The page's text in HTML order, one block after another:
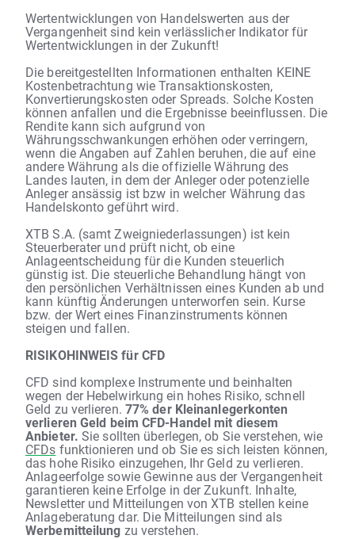
Wertentwicklungen von Handelswerten aus der
Vergangenheit sind kein verlässlicher Indikator für
Wertentwicklungen in der Zukunft!
Die bereitgestellten Informationen enthalten KEINE
Kostenbetrachtung wie Transaktionskosten,
Konvertierungskosten oder Spreads. Solche Kosten
können anfallen und die Ergebnisse beeinflussen. Die
Rendite kann sich aufgrund von
Währungsschwankungen erhöhen oder verringern,
wenn die Angaben auf Zahlen beruhen, die auf eine
andere Währung als die offizielle Währung des
Landes lauten, in dem der Anleger oder potenzielle
Anleger ansässig ist bzw in welcher Währung das
Handelskonto geführt wird.
XTB S.A. (samt Zweigniederlassungen) ist kein
Steuerberater und prüft nicht, ob eine
Anlageentscheidung für die Kunden steuerlich
günstig ist. Die steuerliche Behandlung hängt von
den persönlichen Verhältnissen eines Kunden ab und
kann künftig Änderungen unterworfen sein. Kurse
bzw. der Wert eines Finanzinstruments können
steigen und fallen.
RISIKOHINWEIS für CFD
CFD sind komplexe Instrumente und beinhalten
wegen der Hebelwirkung ein hohes Risiko, schnell
Geld zu verlieren. 77% der Kleinanlegerkonten
verlieren Geld beim CFD-Handel mit diesem
Anbieter. Sie sollten überlegen, ob Sie verstehen, wie
CFDs funktionieren und ob Sie es sich leisten können,
das hohe Risiko einzugehen, Ihr Geld zu verlieren.
Anlageerfolge sowie Gewinne aus der Vergangenheit
garantieren keine Erfolge in der Zukunft. Inhalte,
Newsletter und Mitteilungen von XTB stellen keine
Anlageberatung dar. Die Mitteilungen sind als
Werbemitteilung zu verstehen.